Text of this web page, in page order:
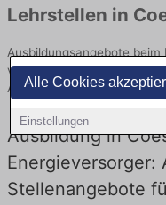
Alle Cookies
Einstellungen
Lehrstellen in
Ausbildungsangebote
von namhaften Firmen.
Arbeitgebern und
Ausbildung in
Stellenangebote